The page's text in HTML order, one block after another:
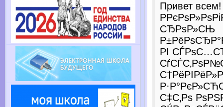
Привет всем!
СЂРѕР»СЊ
РІ
С‡С‚Рѕ